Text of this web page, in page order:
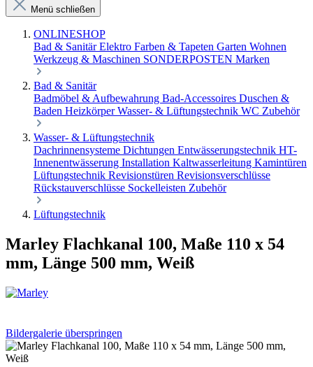
Menü schließen
ONLINESHOP
Bad & SanitärElektro Farben & Tapeten Garten Wohnen
Werkzeug & Maschinen SONDERPOSTEN Marken
Bad & Sanitär
Badmöbel & Aufbewahrung Bad-Accessoires Duschen &
Baden HeizkörperWasser- & Lüftungstechnik WC Zubehör
Wasser- & Lüftungstechnik
Dachrinnensysteme Dichtungen Entwässerungstechnik HT-
Innenentwässerung Installation Kaltwasserleitung Kamintüren
Lüftungstechnik Revisionstüren Revisionsverschlüsse
Rückstauverschlüsse Sockelleisten Zubehör
Lüftungstechnik
Marley Flachkanal 100, Maße 110 x 54
mm, Länge 500 mm, Weiß
Bildergalerie überspringen